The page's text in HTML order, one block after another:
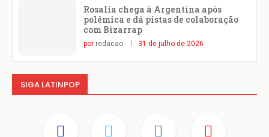
Rosalía chega à Argentina após
polêmica e dá pistas de colaboração
com Bizarrap
por redacao 31 de julho de 2026
SIGA LATINPOP